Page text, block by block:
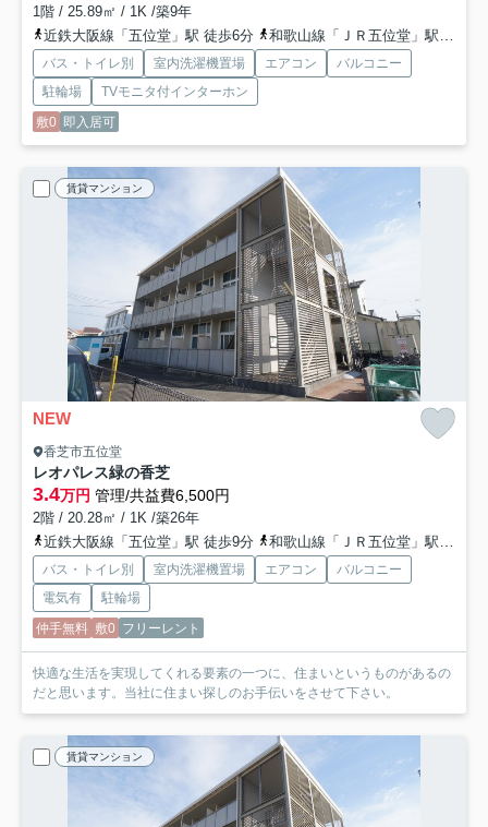
1階 / 25.89㎡ / 1K /築9年
近鉄大阪線「五位堂」駅 徒歩6分
和歌山線「ＪＲ五位堂」駅 徒歩8分
バス・トイレ別 室内洗濯機置場 エアコン
バルコニー
駐輪場
TVモニタ付インターホン
敷0 即入居可
賃貸マンション
NEW
香芝市五位堂
レオパレス緑の香芝
3.4万円 管理/共益費6,500円
2階 / 20.28㎡ / 1K /築26年
近鉄大阪線「五位堂」駅 徒歩9分
和歌山線「ＪＲ五位堂」駅 徒歩13分
バス・トイレ別 室内洗濯機置場 エアコン
バルコニー
電気有
駐輪場
仲手無料 敷0 フリーレント
快適な生活を実現してくれる要素の一つに、住まいというものがあるの
だと思います。当社に住まい探しのお手伝いをさせて下さい。
賃貸マンション